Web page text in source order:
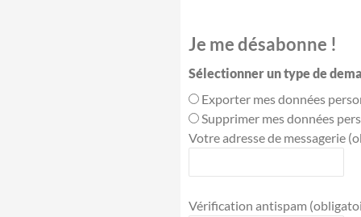
Je me désabonne !
Sélectionner un type de
Exporter mes données
Supprimer mes données
Votre adresse de messagerie
Vérification antispam